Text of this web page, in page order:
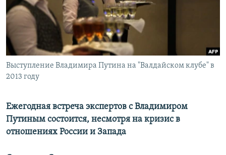
ПОДПИШИТЕСЬ НА РАССЫЛКУ
СОЦИАЛЬНЫЕ СЕТИ
Все сайты РСЕ/РС
Выступление Владимира Путина на "Валдайском клубе" в
2013 году
Ежегодная встреча экспертов с Владимиром
Путиным состоится, несмотря на кризис в
отношениях России и Запада